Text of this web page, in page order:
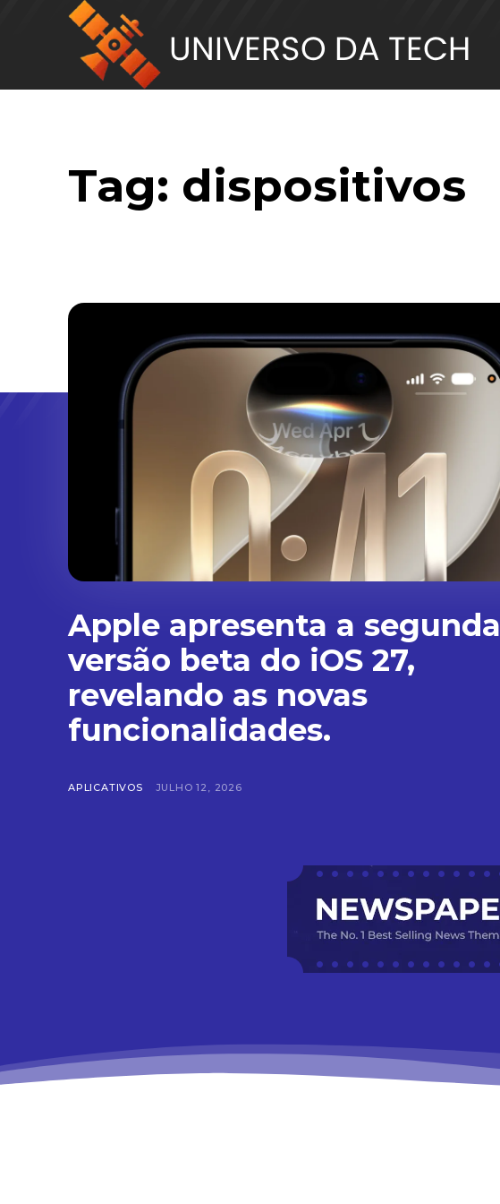
Tag: dispositivos
Apple apresenta a segunda
versão beta do iOS 27,
revelando as novas
funcionalidades.
APLICATIVOS JULHO 12, 2026